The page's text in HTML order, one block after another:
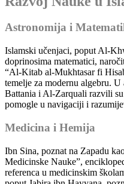
Astronomija i
Islamski učenjaci, poput Al-
doprinosima matematici,
“Al-Kitab al-Mukhtasar fi
temelje za modernu algebru.
Battania i Al-Zarquali razvili
pomogle u navigaciji i
Medicina i Hemija
Ibn Sina, poznat na Zapadu
Medicinske Nauke”,
referenca u medicinskim